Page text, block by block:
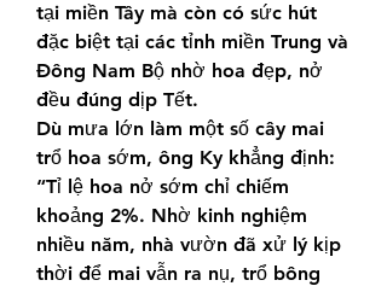
tại miền Tây mà còn có sức hút
đặc biệt tại các tỉnh miền Trung và
Đông Nam Bộ nhờ hoa đẹp, nở
đều đúng dịp Tết.
Dù mưa lớn làm một số cây mai
trổ hoa sớm, ông Ky khẳng định:
“Tỉ lệ hoa nở sớm chỉ chiếm
khoảng 2%. Nhờ kinh nghiệm
nhiều năm, nhà vườn đã xử lý kịp
thời để mai vẫn ra nụ, trổ bông